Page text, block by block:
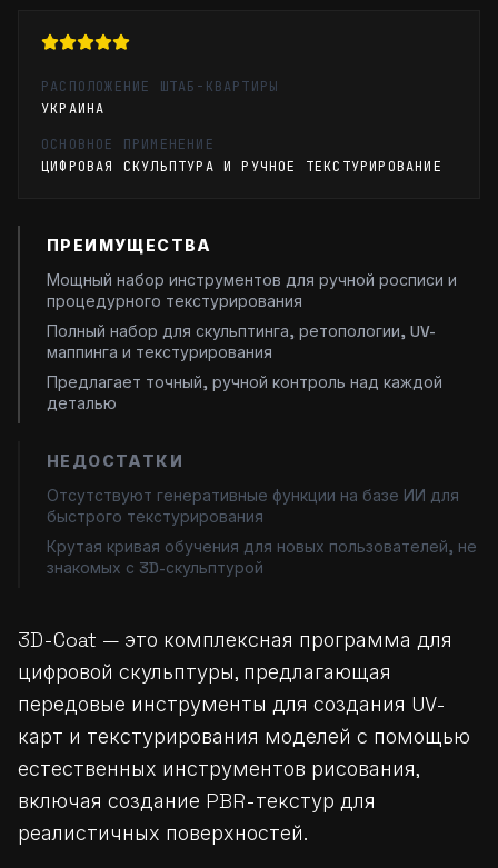
РАСПОЛОЖЕНИЕ ШТАБ-КВАРТИРЫ
УКРАИНА
ОСНОВНОЕ ПРИМЕНЕНИЕ
ЦИФРОВАЯ СКУЛЬПТУРА И РУЧНОЕ ТЕКСТУРИРОВАНИЕ
ПРЕИМУЩЕСТВА
Мощный набор инструментов для ручной росписи и
процедурного текстурирования
Полный набор для скульптинга, ретопологии, UV-
маппинга и текстурирования
Предлагает точный, ручной контроль над каждой
деталью
НЕДОСТАТКИ
Отсутствуют генеративные функции на базе ИИ для
быстрого текстурирования
Крутая кривая обучения для новых пользователей, не
знакомых с 3D-скульптурой
3D-Coat — это комплексная программа для
цифровой скульптуры, предлагающая
передовые инструменты для создания UV-
карт и текстурирования моделей с помощью
естественных инструментов рисования,
включая создание PBR-текстур для
реалистичных поверхностей.